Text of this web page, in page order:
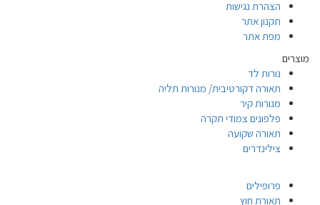
הצהרת נגישות
תקנון אתר
מפת אתר
מוצרים
נורות לד
תאורה דקורטיבית/ מנורות תליה
מנורות קיר
פלפונים צמודי תקרה
תאורה שקועה
צילינדרים
פרופילים
תאורת חוץ